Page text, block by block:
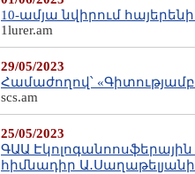
10-ամյա նվիրում
1lurer.am
29/05/2023
Համաժողով՝
scs.am
25/05/2023
ԳԱԱ
հիմնադիր